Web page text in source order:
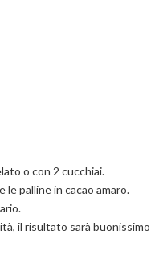
o con 2 cucchiai.
palline in cacao amaro.
il risultato sarà buonissimo